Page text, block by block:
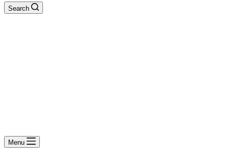
Search
Menu